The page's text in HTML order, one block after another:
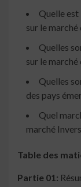
Quelle est
sur le
Quelles
sur le
Quelles
des pays
Quel
marché
Table des
Partie 01: